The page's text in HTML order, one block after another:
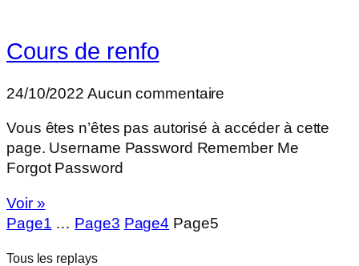
Cours de renfo
24/10/2022 Aucun commentaire
Vous êtes n’êtes pas autorisé à accéder à cette
page. Username Password Remember Me
Forgot Password
Voir »
Page1 … Page3 Page4 Page5
Tous les replays